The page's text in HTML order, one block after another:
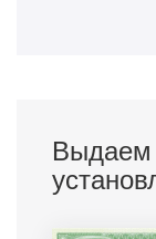
Выдаем